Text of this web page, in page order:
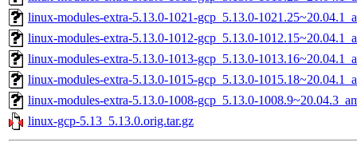
linux-modules-extra-5.13.0-1021-gcp_5.13.0-
linux-modules-extra-5.13.0-1012-gcp_5.13.0-
linux-modules-extra-5.13.0-1013-gcp_5.13.0-
linux-modules-extra-5.13.0-1015-gcp_5.13.0-
linux-modules-extra-5.13.0-1008-gcp_5.13.0-
linux-gcp-5.13_5.13.0.orig.tar.gz